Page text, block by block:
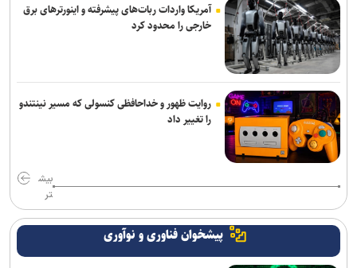
آمریکا واردات ربات‌های پیشرفته و اینورترهای برق
خارجی را محدود کرد
روایت ظهور و خداحافظی کنسولی که مسیر نینتندو
را تغییر داد
بیش
تر
پیشخوان فناوری و نوآوری